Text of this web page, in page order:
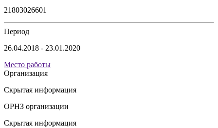
21803026601
Период
26.04.2018 - 23.01.2020
Место работы
Организация
Скрытая информация
ОРНЗ организации
Скрытая информация